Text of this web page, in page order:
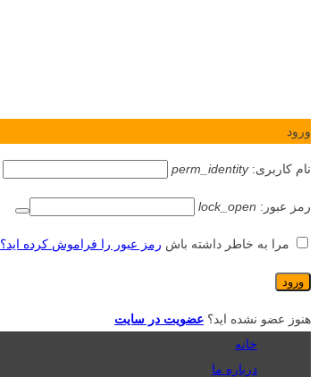
ورود
نام کاربری:perm_identity
رمز عبور: lock_open
مرا به خاطر داشته باش رمز عبور را فراموش کرده اید؟
هنوز عضو نشده اید؟ عضویت در سایت
خانه
درباره ما